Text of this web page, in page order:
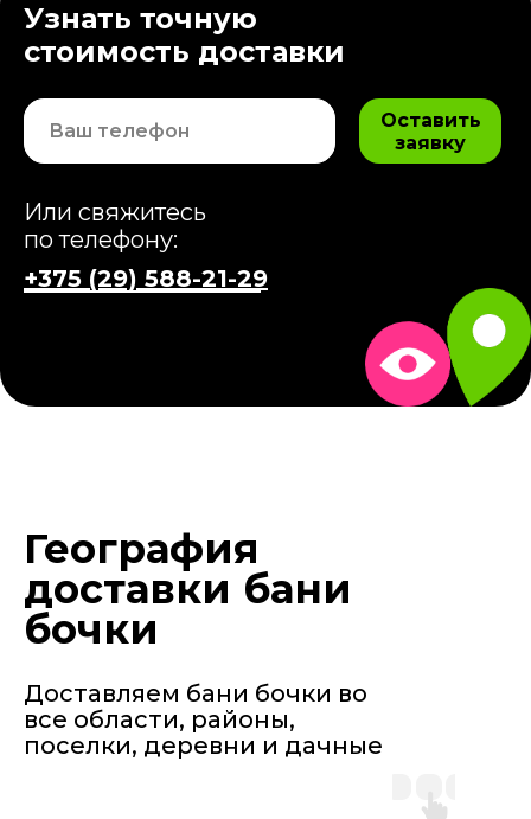
Оставить
заявку
Или свяжитесь
по телефону:
+375 (29) 588-21-29
Узнать точную
стоимость доставки
География
доставки бани
бочки
Доставляем бани бочки во
все области, районы,
поселки, деревни и дачные